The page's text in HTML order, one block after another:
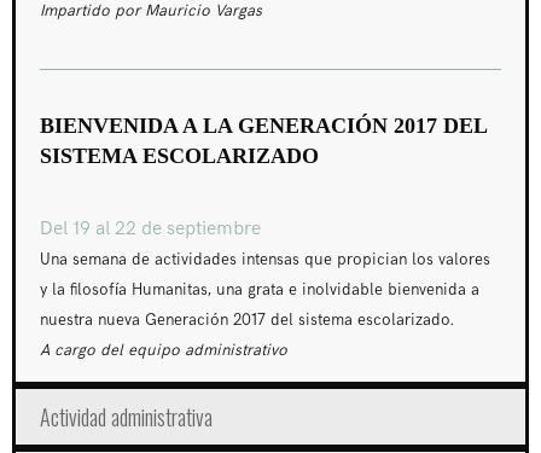
Impartido por Mauricio Vargas
BIENVENIDA A LA GENERACIÓN 2017 DEL
SISTEMA ESCOLARIZADO
Del 19 al 22 de septiembre
Una semana de actividades intensas que propician los valores
y la filosofía Humanitas, una grata e inolvidable bienvenida a
nuestra nueva Generación 2017 del sistema escolarizado.
A cargo del equipo administrativo
Actividad administrativa